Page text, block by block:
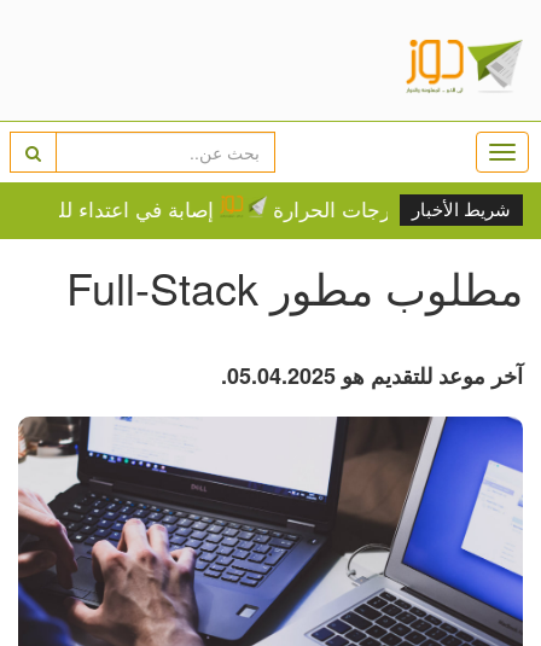
شريط الأخبار
على درجات الحرارة إصابة في اعتداء
مطلوب مطور Full-Stack
آخر موعد للتقديم هو 05.04.2025.